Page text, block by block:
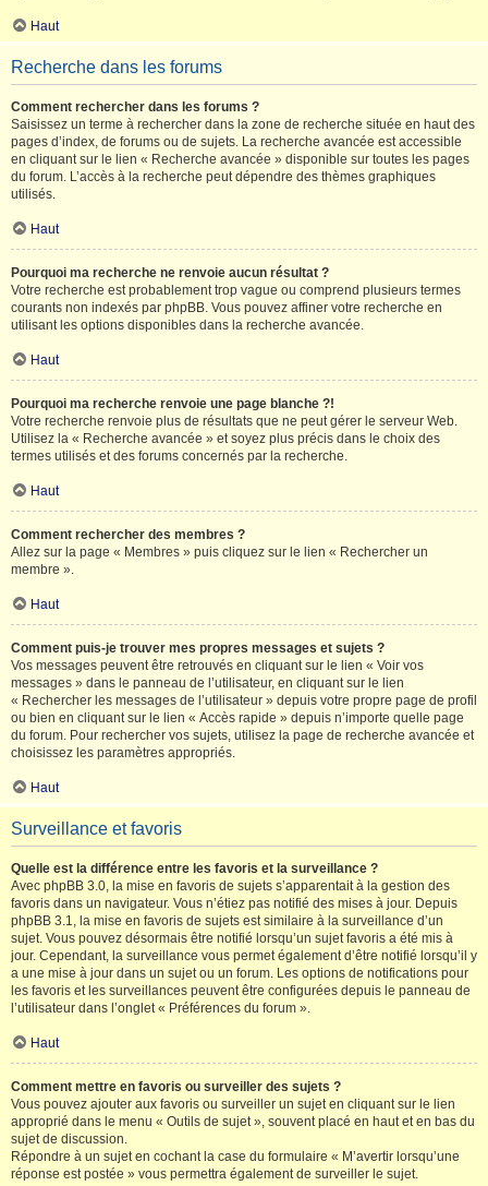
Haut
Recherche dans les forums
Comment rechercher dans les forums ?
Saisissez un terme à rechercher dans la zone de recherche située en haut des
pages d’index, de forums ou de sujets. La recherche avancée est accessible
en cliquant sur le lien « Recherche avancée » disponible sur toutes les pages
du forum. L’accès à la recherche peut dépendre des thèmes graphiques
utilisés.
Haut
Pourquoi ma recherche ne renvoie aucun résultat ?
Votre recherche est probablement trop vague ou comprend plusieurs termes
courants non indexés par phpBB. Vous pouvez affiner votre recherche en
utilisant les options disponibles dans la recherche avancée.
Haut
Pourquoi ma recherche renvoie une page blanche ?!
Votre recherche renvoie plus de résultats que ne peut gérer le serveur Web.
Utilisez la « Recherche avancée » et soyez plus précis dans le choix des
termes utilisés et des forums concernés par la recherche.
Haut
Comment rechercher des membres ?
Allez sur la page « Membres » puis cliquez sur le lien « Rechercher un
membre ».
Haut
Comment puis-je trouver mes propres messages et sujets ?
Vos messages peuvent être retrouvés en cliquant sur le lien « Voir vos
messages » dans le panneau de l’utilisateur, en cliquant sur le lien
« Rechercher les messages de l’utilisateur » depuis votre propre page de profil
ou bien en cliquant sur le lien « Accès rapide » depuis n’importe quelle page
du forum. Pour rechercher vos sujets, utilisez la page de recherche avancée et
choisissez les paramètres appropriés.
Haut
Surveillance et favoris
Quelle est la différence entre les favoris et la surveillance ?
Avec phpBB 3.0, la mise en favoris de sujets s’apparentait à la gestion des
favoris dans un navigateur. Vous n’étiez pas notifié des mises à jour. Depuis
phpBB 3.1, la mise en favoris de sujets est similaire à la surveillance d’un
sujet. Vous pouvez désormais être notifié lorsqu’un sujet favoris a été mis à
jour. Cependant, la surveillance vous permet également d’être notifié lorsqu’il y
a une mise à jour dans un sujet ou un forum. Les options de notifications pour
les favoris et les surveillances peuvent être configurées depuis le panneau de
l’utilisateur dans l’onglet « Préférences du forum ».
Haut
Comment mettre en favoris ou surveiller des sujets ?
Vous pouvez ajouter aux favoris ou surveiller un sujet en cliquant sur le lien
approprié dans le menu « Outils de sujet », souvent placé en haut et en bas du
sujet de discussion.
Répondre à un sujet en cochant la case du formulaire « M’avertir lorsqu’une
réponse est postée » vous permettra également de surveiller le sujet.